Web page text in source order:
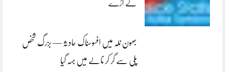
لے اڑے
بھون نلہ میں افسوسناک حادثہ — بزرگ شخص
پلی سے گر کر نالے میں بہہ گیا